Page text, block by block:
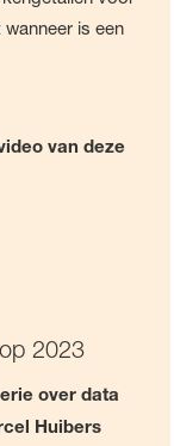
is een
van deze
2023
over data
Huibers